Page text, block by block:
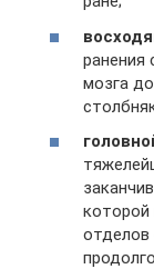
ранения
мозга
которой
отделов